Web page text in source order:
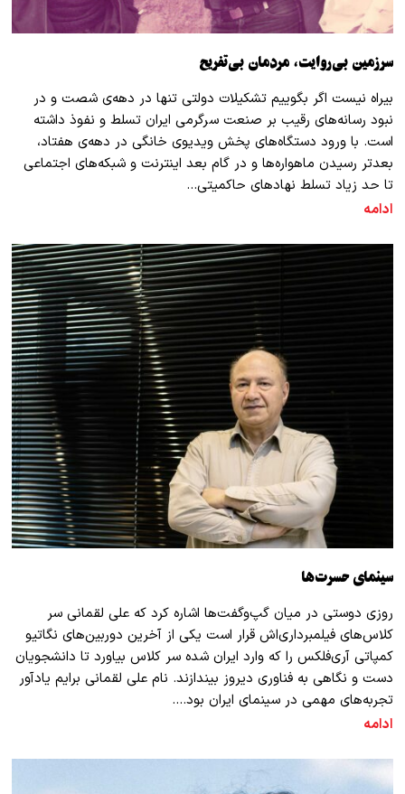
سرزمین بی‌روایت، مردمان بی‌تفریح
بیراه نیست اگر بگوییم تشکیلات دولتی تنها در دهه‌ی شصت و در
نبود رسانه‌های رقیب بر صنعت سر‌گرمی ایران تسلط و نفوذ داشته‌
است. با ورود دستگاه‌های پخش ویدیوی خانگی در دهه‌ی هفتاد،
بعد‌تر رسیدن ماهواره‌ها و در گام بعد اینترنت و شبکه‌های اجتماعی
تا حد زیاد تسلط نهاد‌های حاکمیتی…
ادامه
سینمای حسرت‌ها
روزی دوستی در میان گپ‌وگفت‌ها اشاره کرد که علی لقمانی سر
کلاس‌های فیلمبرداری‌اش قرار است یکی از آخرین دوربین‌های نگاتیو
کمپاتی آری‌فلکس را که وارد ایران شده‌ سر کلاس بیاورد تا دانشجویان
دست و نگاهی به فناوری دیروز بیندازند. نام علی لقمانی برایم یادآور
تجربه‌های مهمی در سینمای ایران بود.…
ادامه